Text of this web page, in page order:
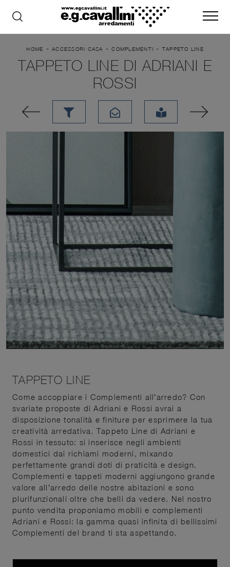
HOME - ACCESSORI CASA -COMPLEMENTI - TAPPETO LINE
TAPPETO LINE DI ADRIANI E
ROSSI
TAPPETO LINE
Come accoppiare i Complementi all’arredo? Con
svariate proposte di Adriani e Rossi avrai a
disposizione tonalità e finiture per esprimere la tua
creatività arredativa. Tappeto Line di Adriani e
Rossi in tessuto: si inserisce negli ambienti
domestici dai richiami moderni, mixando
perfettamente grandi doti di praticità e design.
Complementi e tappeti moderni aggiungono grande
valore all’arredo delle nostre abitazioni e sono
plurifunzionali oltre che belli da vedere. Nel nostro
punto vendita proponiamo mobili e complementi
Adriani e Rossi: la gamma quasi infinita di bellissimi
Complementi del brand ti sta aspettando.